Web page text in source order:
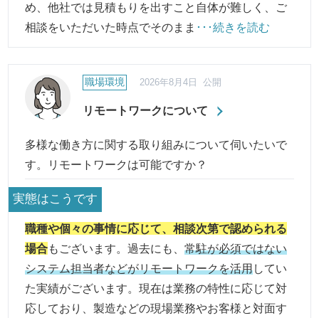
め、他社では見積もりを出すこと自体が難しく、ご
相談をいただいた時点でそのまま ･･･続きを読む
リモートワークについて
職場環境 2026年8月4日 公開
多様な働き方に関する取り組みについて伺いたいで
す。リモートワークは可能ですか？
実態はこうです
職種や個々の事情に応じて、相談次第で認められる
場合もございます。過去にも、常駐が必須ではない
システム担当者などがリモートワークを活用してい
た実績がございます。現在は業務の特性に応じて対
応しており、製造などの現場業務やお客様と対面す